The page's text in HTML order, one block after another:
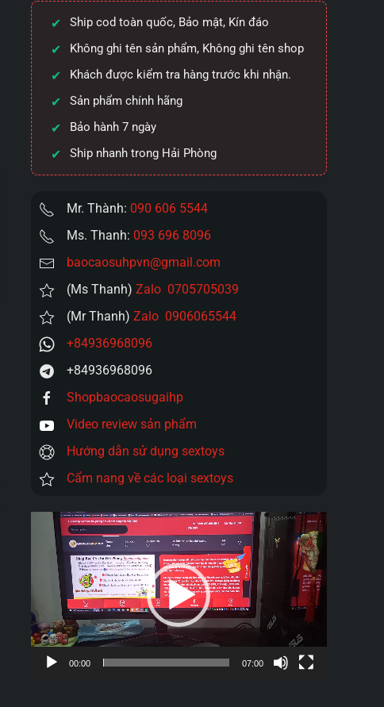
Ship cod toàn quốc, Bảo mật, Kín đáo
Không ghi tên sản phẩm, Không ghi tên shop
Khách được kiểm tra hàng trước khi nhận.
Sản phẩm chính hãng
Bảo hành 7 ngày
Ship nhanh trong Hải Phòng
Mr. Thành: 090 606 5544
Ms. Thanh: 093 696 8096
baocaosuhpvn@gmail.com
(Ms Thanh) Zalo 0705705039
(Mr Thanh) Zalo 0906065544
+84936968096
+84936968096
Shopbaocaosugaihp
Video review sản phẩm
Hướng dẫn sử dụng sextoys
Cẩm nang về các loại sextoys
Trình
Video
00:00 07:00